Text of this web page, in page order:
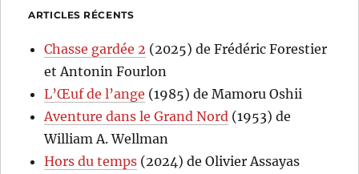
ARTICLES RÉCENTS
Chasse gardée 2 (2025) de Frédéric Forestier
et Antonin Fourlon
L’Œuf de l’ange (1985) de Mamoru Oshii
Aventure dans le Grand Nord (1953) de
William A. Wellman
Hors du temps (2024) de Olivier Assayas